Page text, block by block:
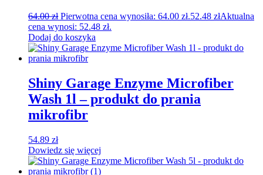
64.00zł Pierwotna cena wynosiła: 64.00 zł.52.48 złAktualna
cena wynosi: 52.48 zł.
Dodaj do koszyka
Shiny Garage Enzyme Microfiber
Wash 1l – produkt do prania
mikrofibr
54.89 zł
Dowiedz się więcej